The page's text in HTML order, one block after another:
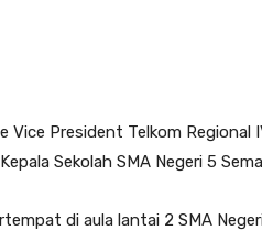
Vice President Telkom Regional
Sekolah SMA Negeri 5
di aula lantai 2 SMA